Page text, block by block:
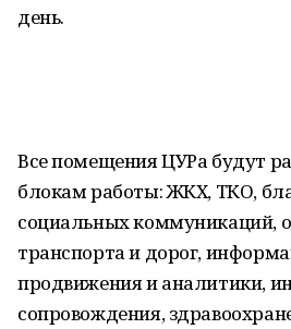
день.
Все помещения ЦУРа будут
блокам работы: ЖКХ, ТКО,
социальных коммуникаций,
транспорта и дорог,
продвижения и аналитики,
сопровождения,